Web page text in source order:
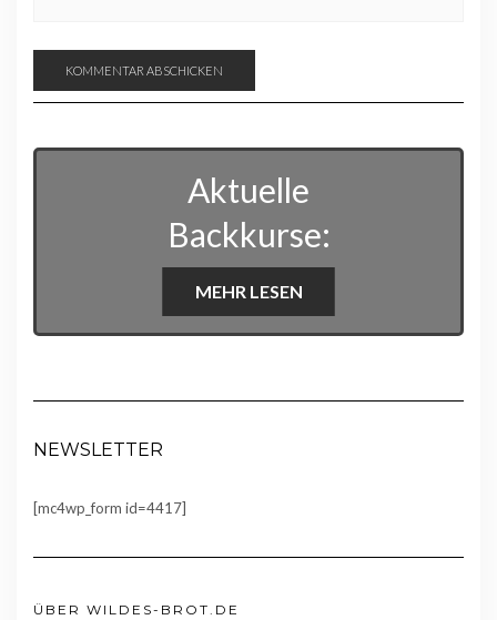
Aktuelle
Backkurse:
MEHR LESEN
NEWSLETTER
[mc4wp_form id=4417]
ÜBER WILDES-BROT.DE